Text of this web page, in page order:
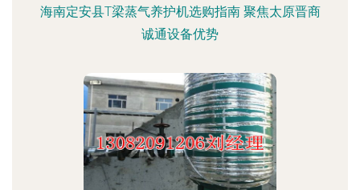
海南定安县T梁蒸气养护机选购指南 聚焦太原晋商
诚通设备优势